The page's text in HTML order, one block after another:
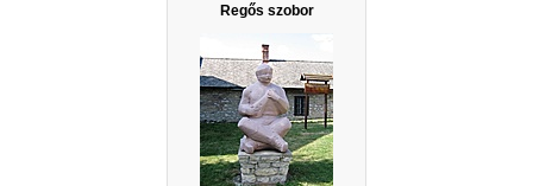
Regős szobor